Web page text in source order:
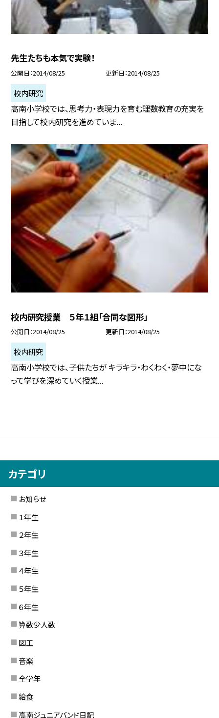
先生たちも本気で実験！
公開日 2014/08/25 更新日 2014/08/25
校内研究
高南小学校では、思考力・表現力を育む理数教育の充実を
目指して校内研究を進めていま...
校内研究授業 ５年１組「合同な図形」
公開日 2014/08/25 更新日 2014/08/25
校内研究
高南小学校では、子供たちが キラキラ・わくわく・夢中にな
って学びを深めていく授業...
カテゴリ
お知らせ
１年生
２年生
３年生
４年生
５年生
６年生
算数少人数
図工
音楽
全学年
給食
高南ジュニアバンド日記